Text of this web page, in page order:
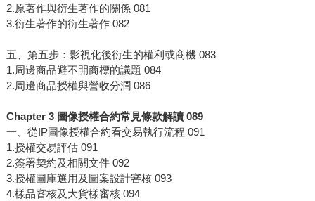
2.原著作與衍生著作的關係 081
3.衍生著作的衍生著作 082
五、第五步：影視化後衍生的權利或商機 083
1.周邊商品避不開商標的議題 084
2.周邊商品授權與營收分潤 086
Chapter 3 圖像授權合約常見條款解讀 089
一、從IP圖像授權合約看交易執行流程 091
1.授權交易評估 091
2.簽署契約及相關文件 092
3.授權圖庫選用及圖案設計審核 093
4.樣品審核及大貨樣審核 094